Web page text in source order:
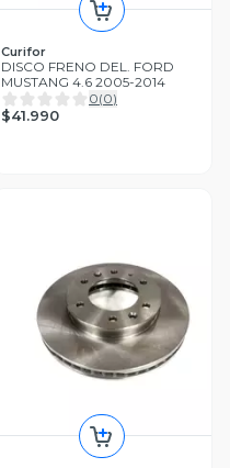
Curifor
DISCO FRENO DEL. FORD
MUSTANG 4.6 2005-2014
0(0)
$41.990